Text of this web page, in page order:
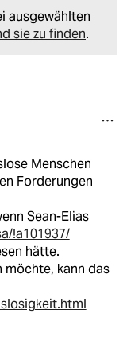
ausgewählten
sie zu finden.
Menschen
Forderungen
Sean-Elias
!a101937/
hätte.
möchte, kann das